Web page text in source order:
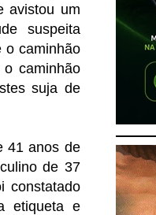
avistou um
suspeita
o caminhão
caminhão
suja de
41 anos de
de 37
constatado
etiqueta e